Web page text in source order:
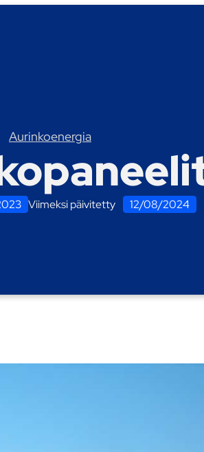
Aurinkoenergia
Viimeksi päivitetty 12/08/2024